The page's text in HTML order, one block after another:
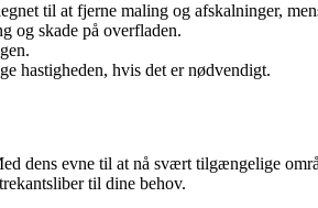
til at fjerne maling og afskalninger,
og skade på overfladen.
hastigheden, hvis det er nødvendigt.
evne til at nå svært tilgængelige
til dine behov.